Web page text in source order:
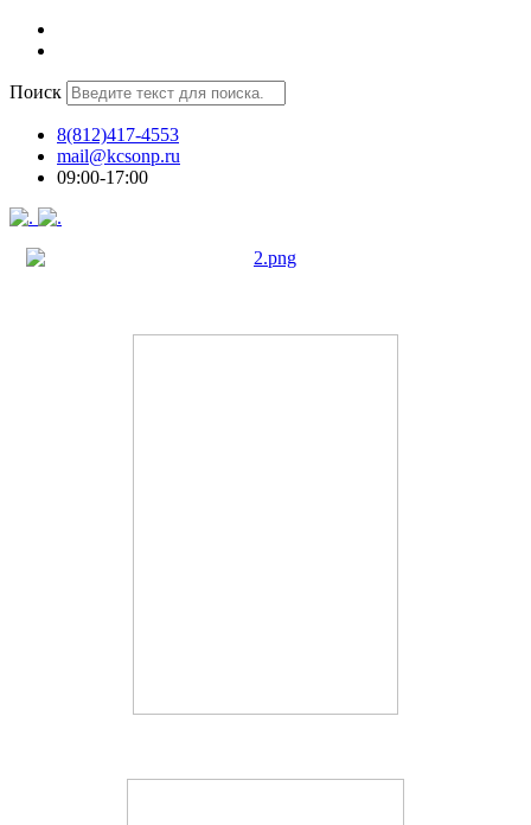
Поиск
8(812)417-4553
mail@kcsonp.ru
09:00-17:00